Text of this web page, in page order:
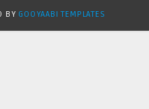
BY GOOYAABI TEMPLATES